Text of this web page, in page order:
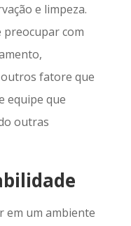
e limpeza.
preocupar com
fatore que
equipe que
outras
em um ambiente